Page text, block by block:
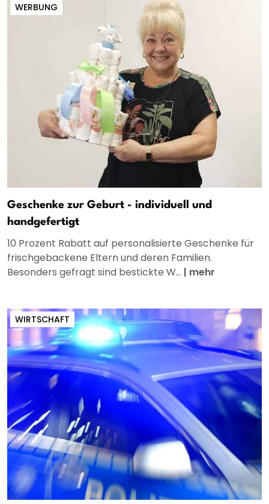
WERBUNG
Geschenke zur Geburt - individuell und
handgefertigt
10 Prozent Rabatt auf personalisierte Geschenke für
frischgebackene Eltern und deren Familien.
Besonders gefragt sind bestickte W... | mehr
WIRTSCHAFT